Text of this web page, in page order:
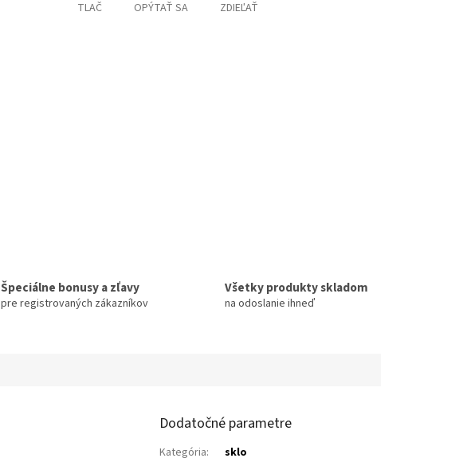
TLAČ OPÝTAŤ SA ZDIEĽAŤ
Špeciálne bonusy a zľavy
pre registrovaných zákazníkov
Všetky produkty skladom
na odoslanie ihneď
Dodatočné parametre
Kategória:
sklo